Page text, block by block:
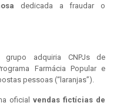
dedicada a fraudar o
grupo adquiria CNPJs de
Farmácia Popular e
pessoas (“laranjas”).
oficialvendas fictícias de